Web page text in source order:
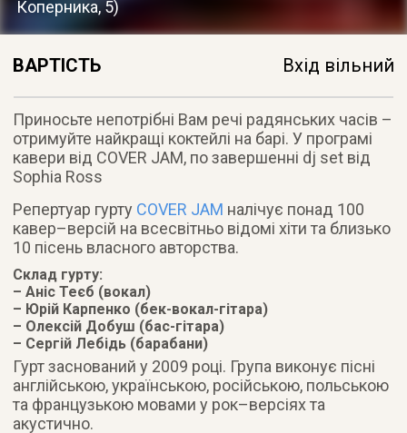
Коперника, 5)
ВАРТІСТЬ Вхід вільний
Приносьте непотрібні Вам речі радянських часів –
отримуйте найкращі коктейлі на барі. У програмі
кавери від COVER JAM, по завершенні dj set від
Sophia Ross
Репертуар гурту COVER JAM налічує понад 100
кавер–версій на всесвітньо відомі хіти та близько
10 пісень власного авторства.
Склад гурту:
– Аніс Теєб (вокал)
– Юрій Карпенко (бек-вокал-гітара)
– Олексій Добуш (бас-гітара)
– Сергій Лебідь (барабани)
Гурт заснований у 2009 році. Група виконує пісні
англійською, українською, російською, польською
та французькою мовами у рок–версіях та
акустично.